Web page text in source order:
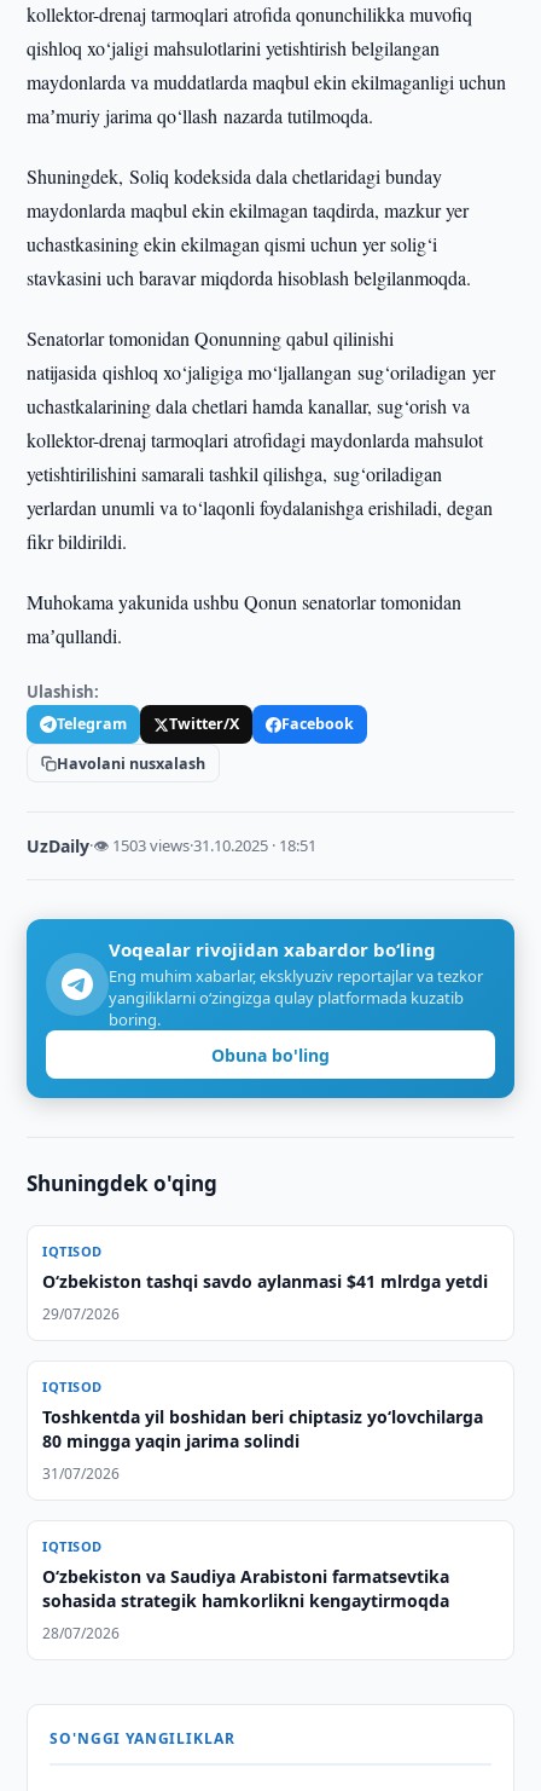
kollektor-drenaj tarmoqlari atrofida qonunchilikka muvofiq
qishloq xo‘jaligi mahsulotlarini yetishtirish belgilangan
maydonlarda va muddatlarda maqbul ekin ekilmaganligi uchun
maʼmuriy jarima qo‘llash nazarda tutilmoqda.
Shuningdek, Soliq kodeksida dala chetlaridagi bunday
maydonlarda maqbul ekin ekilmagan taqdirda, mazkur yer
uchastkasining ekin ekilmagan qismi uchun yer solig‘i
stavkasini uch baravar miqdorda hisoblash belgilanmoqda.
Senatorlar tomonidan Qonunning qabul qilinishi
natijasida qishloq xo‘jaligiga mo‘ljallangan sug‘oriladigan yer
uchastkalarining dala chetlari hamda kanallar, sug‘orish va
kollektor-drenaj tarmoqlari atrofidagi maydonlarda mahsulot
yetishtirilishini samarali tashkil qilishga, sug‘oriladigan
yerlardan unumli va to‘laqonli foydalanishga erishiladi, degan
fikr bildirildi.
Muhokama yakunida ushbu Qonun senatorlar tomonidan
maʼqullandi.
Ulashish:
Telegram Twitter/X
Facebook
Havolani nusxalash
UzDaily·👁 1503 views·31.10.2025 · 18:51
Voqealar rivojidan xabardor bo‘ling
Eng muhim xabarlar, eksklyuziv reportajlar va tezkor
yangiliklarni o‘zingizga qulay platformada kuzatib
boring.
Obuna bo'ling
Shuningdek o'qing
IQTISOD
O‘zbekiston tashqi savdo aylanmasi $41 mlrdga yetdi
29/07/2026
IQTISOD
Toshkentda yil boshidan beri chiptasiz yo‘lovchilarga
80 mingga yaqin jarima solindi
31/07/2026
IQTISOD
O‘zbekiston va Saudiya Arabistoni farmatsevtika
sohasida strategik hamkorlikni kengaytirmoqda
28/07/2026
SO'NGGI YANGILIKLAR